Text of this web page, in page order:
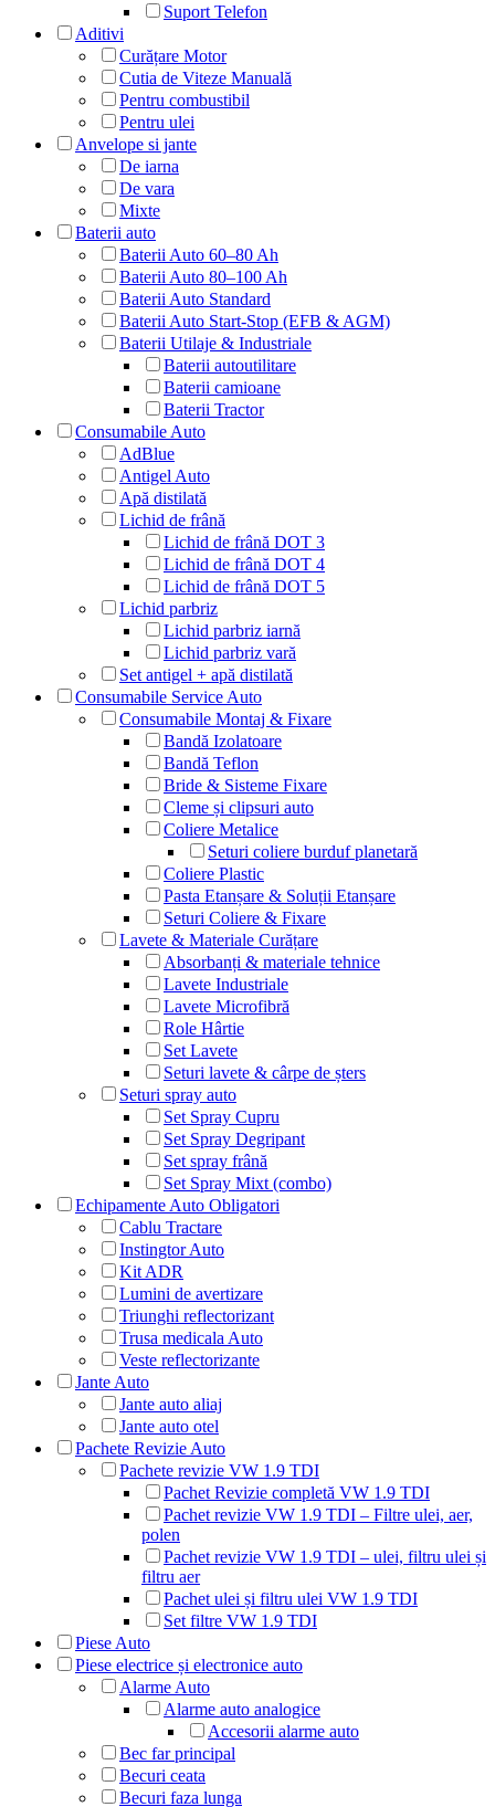
Suport Telefon
Aditivi
Curățare Motor
Cutia de Viteze Manuală
Pentru combustibil
Pentru ulei
Anvelope si jante
De iarna
De vara
Mixte
Baterii auto
Baterii Auto 60–80 Ah
Baterii Auto 80–100 Ah
Baterii Auto Standard
Baterii Auto Start-Stop (EFB & AGM)
Baterii Utilaje & Industriale
Baterii autoutilitare
Baterii camioane
Baterii Tractor
Consumabile Auto
AdBlue
Antigel Auto
Apă distilată
Lichid de frână
Lichid de frână DOT 3
Lichid de frână DOT 4
Lichid de frână DOT 5
Lichid parbriz
Lichid parbriz iarnă
Lichid parbriz vară
Set antigel + apă distilată
Consumabile Service Auto
Consumabile Montaj & Fixare
Bandă Izolatoare
Bandă Teflon
Bride & Sisteme Fixare
Cleme și clipsuri auto
Coliere Metalice
Seturi coliere burduf planetară
Coliere Plastic
Pasta Etanșare & Soluții Etanșare
Seturi Coliere & Fixare
Lavete & Materiale Curățare
Absorbanți & materiale tehnice
Lavete Industriale
Lavete Microfibră
Role Hârtie
Set Lavete
Seturi lavete & cârpe de șters
Seturi spray auto
Set Spray Cupru
Set Spray Degripant
Set spray frână
Set Spray Mixt (combo)
Echipamente Auto Obligatori
Cablu Tractare
Instingtor Auto
Kit ADR
Lumini de avertizare
Triunghi reflectorizant
Trusa medicala Auto
Veste reflectorizante
Jante Auto
Jante auto aliaj
Jante auto otel
Pachete Revizie Auto
Pachete revizie VW 1.9 TDI
Pachet Revizie completă VW 1.9 TDI
Pachet revizie VW 1.9 TDI – Filtre ulei, aer,
polen
Pachet revizie VW 1.9 TDI – ulei, filtru ulei și
filtru aer
Pachet ulei și filtru ulei VW 1.9 TDI
Set filtre VW 1.9 TDI
Piese Auto
Piese electrice și electronice auto
Alarme Auto
Alarme auto analogice
Accesorii alarme auto
Bec far principal
Becuri ceata
Becuri faza lunga